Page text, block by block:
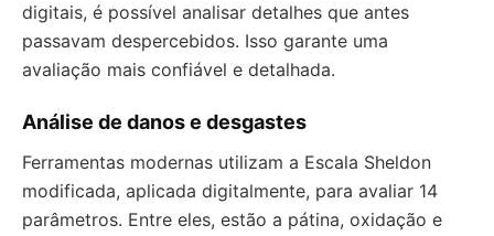
digitais, é possível analisar detalhes que antes
passavam despercebidos. Isso garante uma
avaliação mais confiável e detalhada.
Análise de danos e desgastes
Ferramentas modernas utilizam a Escala Sheldon
modificada, aplicada digitalmente, para avaliar 14
parâmetros. Entre eles, estão a pátina, oxidação e